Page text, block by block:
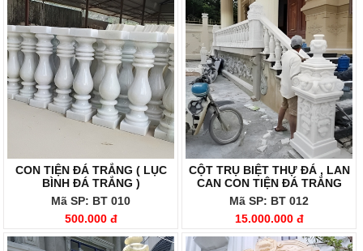
CON TIỆN ĐÁ TRẮNG ( LỤC
BÌNH ĐÁ TRẮNG )
Mã SP: BT 010
500.000 đ
CỘT TRỤ BIỆT THỰ ĐÁ , LAN
CAN CON TIỆN ĐÁ TRẮNG
Mã SP: BT 012
15.000.000 đ